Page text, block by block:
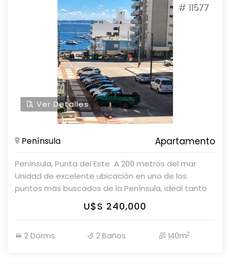
# 11577
Ver Detalles
Península Apartamento
Península, Punta del Este  A 200 metros del mar
Unidad de excelente ubicación en uno de los
puntos más buscados de la Península, ideal tanto
para renta como para uso personal.  Superficie
total: 90 m²  2 dormitorios  2 baños (1 en suite) 
luminoso  Cocina integrada totalmente equipada 
U$S 240,000
2 Dorms. 2 Baños 140m2